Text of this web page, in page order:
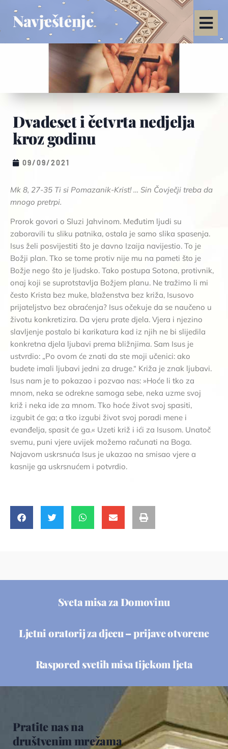
Navještenje
Dvadeset i četvrta nedjelja
kroz godinu
09/09/2021
Mk 8, 27-35 Ti si Pomazanik-Krist! … Sin Čovječji treba da
mnogo pretrpi.
Prorok govori o Sluzi Jahvinom. Međutim ljudi su
zaboravili tu sliku patnika, ostala je samo slika spasenja.
Isus želi posvijestiti što je davno Izaija navijestio. To je
Božji plan. Tko se tome protiv nije mu na pameti što je
Božje nego što je ljudsko. Tako postupa Sotona, protivnik,
onaj koji se suprotstavlja Božjem planu. Ne tražimo li mi
često Krista bez muke, blaženstva bez križa, Isusovo
prijateljstvo bez obraćenja? Isus očekuje da se naučeno u
životu konkretizira. Da vjeru prate djela. Vjera i njezino
slavljenje postalo bi karikatura kad iz njih ne bi slijedila
konkretna djela ljubavi prema bližnjima. Sam Isus je
ustvrdio: „Po ovom će znati da ste moji učenici: ako
budete imali ljubavi jedni za druge.“ Križa je znak ljubavi.
Isus nam je to pokazao i pozvao nas: »Hoće li tko za
mnom, neka se odrekne samoga sebe, neka uzme svoj
križ i neka ide za mnom. Tko hoće život svoj spasiti,
izgubit će ga; a tko izgubi život svoj poradi mene i
evanđelja, spasit će ga.« Uzeti križ i ići za Isusom. Unatoč
svemu, puni vjere uvijek možemo računati na Boga.
Najavom uskrsnuća Isus je ukazao na smisao vjere a
kasnije ga uskrsnućem i potvrdio.
Sveta misa za Domovinu
Ljetni oratorij za djecu – prijave otvorene
Raspored svetih misa tijekom ljeta
Pratite nas na
društvenim mrežama